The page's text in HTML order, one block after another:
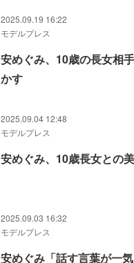
2025.09.19 16:22
モデルプレス
安めぐみ、10歳の長女相
かす
2025.09.04 12:48
モデルプレス
安めぐみ、10歳長女との
2025.09.03 16:32
モデルプレス
安めぐみ「話す言葉が一